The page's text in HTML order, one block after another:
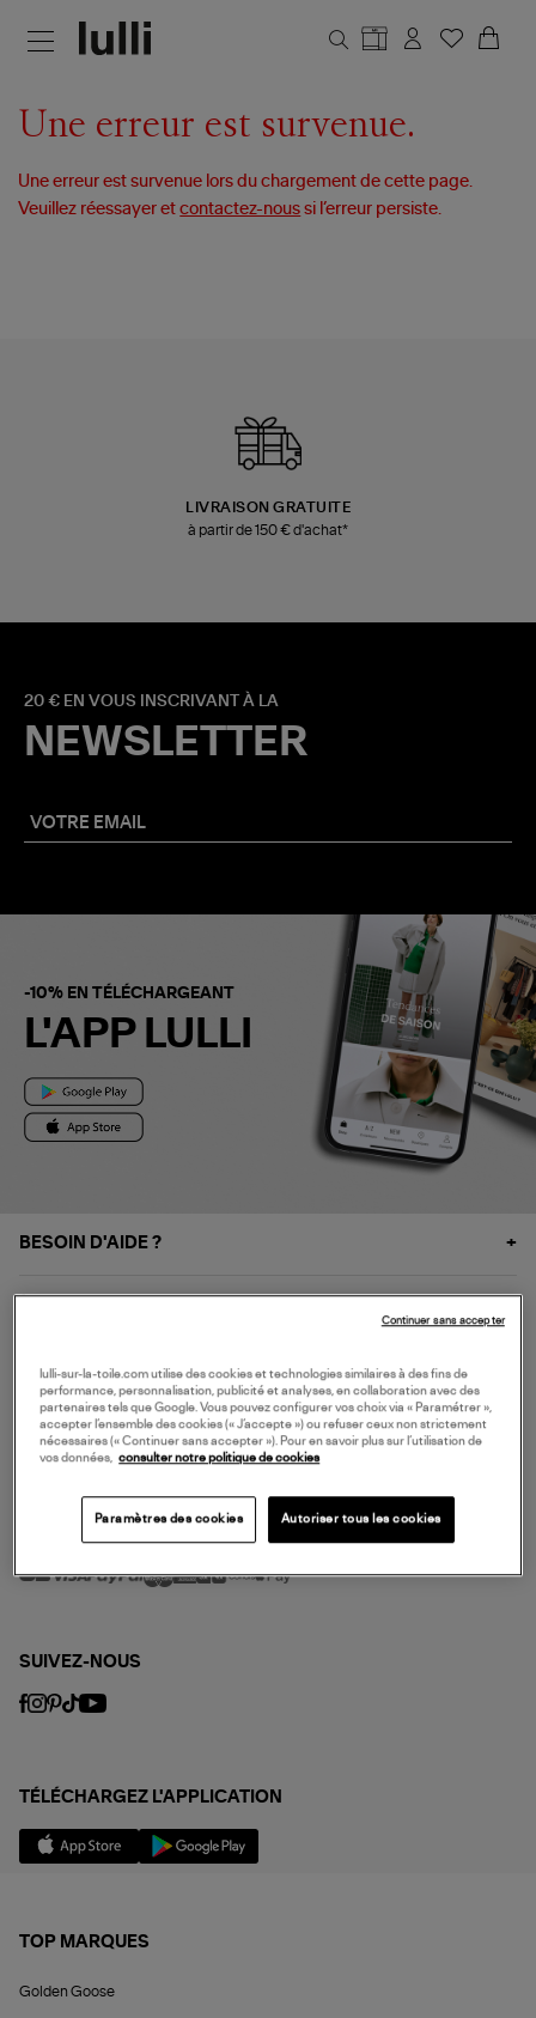
Une erreur est survenue.
Une erreur est survenue lors du chargement de cette page.
Veuillez réessayer etcontactez-nous si l’erreur persiste.
LIVRAISON GRATUITE
à partir de 150 € d'achat*
20 € EN VOUS INSCRIVANT À LA
NEWSLETTER
-10% EN TÉLÉCHARGEANT
L'APP LULLI
BESOIN D'AIDE ?
NOS SERVICES
SERVICE CLIENT
MODE DE PAIEMENT
SUIVEZ-NOUS
TÉLÉCHARGEZ L'APPLICATION
TOP MARQUES
Golden Goose
lulli-sur-la-toile.com utilise des cookies et technologies similaires à des fins de
performance, personnalisation, publicité et analyses, en collaboration avec des
partenaires tels que Google. Vous pouvez configurer vos choix via « Paramétrer »,
accepter l’ensemble des cookies (« J’accepte ») ou refuser ceux non strictement
nécessaires (« Continuer sans accepter »). Pour en savoir plus sur l’utilisation de
vos données,
consulter notre politique de cookies
Paramètres des cookies Autoriser tous les cookies
Continuer sans accepter